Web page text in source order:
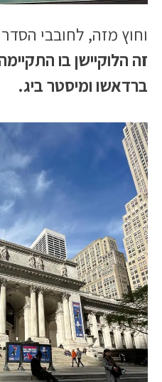
וחוץ מזה, לחובבי
זה הלוקיישן בו
ברדאשו ומיסטר ביג.